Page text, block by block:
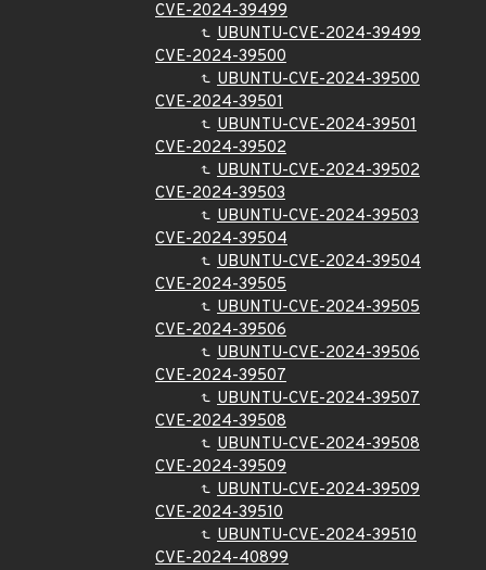
CVE-2024-39499
UBUNTU-CVE-2024-39499
CVE-2024-39500
UBUNTU-CVE-2024-39500
CVE-2024-39501
UBUNTU-CVE-2024-39501
CVE-2024-39502
UBUNTU-CVE-2024-39502
CVE-2024-39503
UBUNTU-CVE-2024-39503
CVE-2024-39504
UBUNTU-CVE-2024-39504
CVE-2024-39505
UBUNTU-CVE-2024-39505
CVE-2024-39506
UBUNTU-CVE-2024-39506
CVE-2024-39507
UBUNTU-CVE-2024-39507
CVE-2024-39508
UBUNTU-CVE-2024-39508
CVE-2024-39509
UBUNTU-CVE-2024-39509
CVE-2024-39510
UBUNTU-CVE-2024-39510
CVE-2024-40899